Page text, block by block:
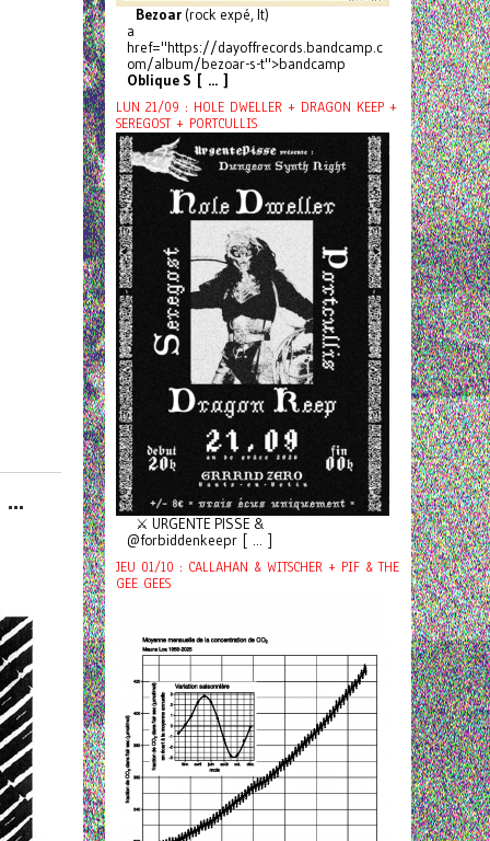
Bezoar (rock expé, It)
a
href="https://dayoffrecords.bandcamp.c
om/album/bezoar-s-t">bandcamp
Oblique S [ ... ]
LUN 21/09 : HOLE DWELLER + DRAGON KEEP +
SEREGOST + PORTCULLIS
⚔️ URGENTE PISSE &
@forbiddenkeepr [ ... ]
JEU 01/10 : CALLAHAN & WITSCHER + PIF & THE
GEE GEES